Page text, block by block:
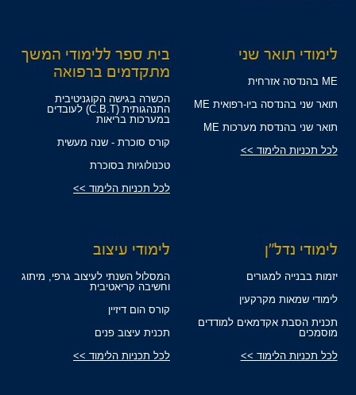
לימודי תואר שני
ME בהנדסה אזרחית
תואר שני בהנדסה ביו-רפואית ME
תואר שני בהנדסת מערכות ME
לכל תכניות הלימוד >>
בית ספר ללימודי המשך
מתקדמים ברפואה
הכשרה בגישה הקוגניטיבית
התנהגותית (C.B.T) לעובדים
במערכות בריאות
קורס סוכרת - שנה מעשית
טכנולוגיות בסוכרת
לכל תכניות הלימוד >>
לימודי נדל"ן
יזמות בבנייה למגורים
לימודי שמאות מקרקעין
תכנית הסבת אקדמאים למודדים
מוסמכים
לכל תכניות הלימוד >>
לימודי עיצוב
המסלול השנתי לעיצוב גרפי, מיתוג
וחשיבה קריאטיבית
קורס הום דיזיין
תכנית עיצוב פנים
לכל תכניות הלימוד >>